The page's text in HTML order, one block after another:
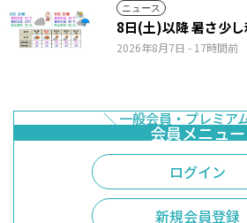
ニュース
2026年8月7日 - 17時間前
8日(土)以降
ログイン
新規会員登録